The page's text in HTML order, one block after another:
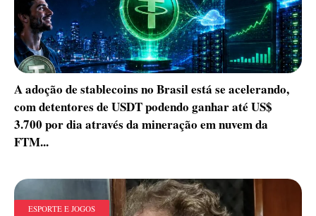
A adoção de stablecoins no Brasil está se acelerando,
com detentores de USDT podendo ganhar até US$
3.700 por dia através da mineração em nuvem da
FTM...
ESPORTE E JOGOS